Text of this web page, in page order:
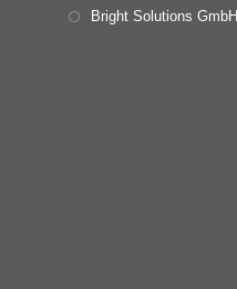
Bright Solutions GmbH